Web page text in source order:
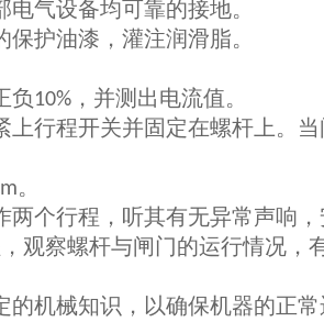
气设备均可靠的接地。
护油漆，灌注润滑脂。
负 10% ，并测出电流值。
行程开关并固定在螺杆上。
。
个行程，听其有无异常声响
观察螺杆与闸门的运行情况，
机械知识，以确保机器的正常